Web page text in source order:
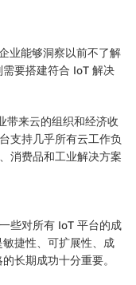
业能够洞察以前不了解
要搭建符合 IoT 解决
带来云的组织和经济收
支持几乎所有云工作负
消费品和工业解决方案
些对所有 IoT 平台的成
捷性、可扩展性、成
长期成功十分重要。